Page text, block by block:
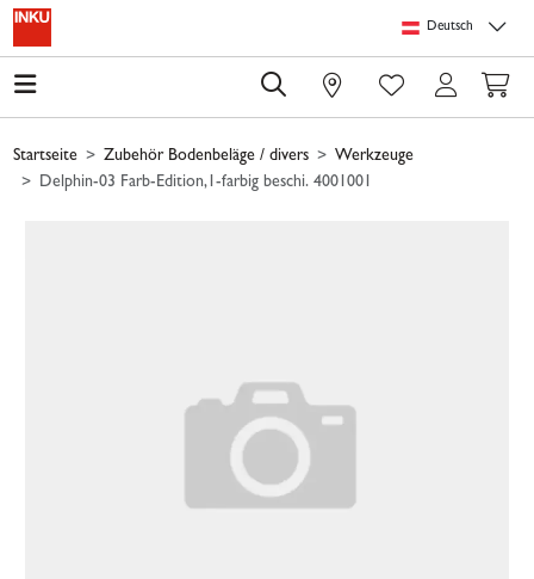
Springe zu Hauptinhalt
Deutsch
0
Startseite Zubehör Bodenbeläge / divers
Werkzeuge
Delphin-03 Farb-Edition,1-farbig beschi. 4001001